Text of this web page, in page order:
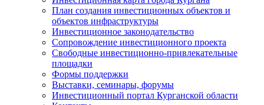
План создания инвестиционных объектов и
объектов инфраструктуры
Инвестиционное законодательство
Сопровождение инвестиционного проекта
Свободные инвестиционно-привлекательные
площадки
Формы поддержки
Выставки, семинары, форумы
Инвестиционный портал Курганской области